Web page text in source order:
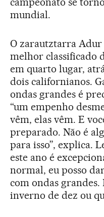
mundial.
O zarautztarra
melhor classificado
em quarto lugar,
dois californianos.
ondas grandes é
“um empenho
vêm, elas vêm. E
preparado. Não é
para isso”, explica.
este ano é
normal, eu posso
com ondas grandes.
inverno de dez ou